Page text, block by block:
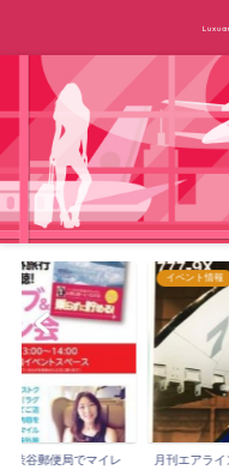
渋谷郵便局でマイレ
イベント情報
月刊エアラ